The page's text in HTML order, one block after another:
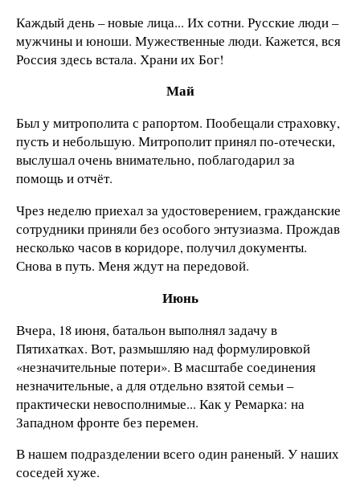
Каждый день – новые лица... Их сотни. Русские люди –
мужчины и юноши. Мужественные люди. Кажется, вся
Россия здесь встала. Храни их Бог!
Май
Был у митрополита с рапортом. Пообещали страховку,
пусть и небольшую. Митрополит принял по-отечески,
выслушал очень внимательно, поблагодарил за
помощь и отчёт.
Чрез неделю приехал за удостоверением, гражданские
сотрудники приняли без особого энтузиазма. Прождав
несколько часов в коридоре, получил документы.
Снова в путь. Меня ждут на передовой.
Июнь
Вчера, 18 июня, батальон выполнял задачу в
Пятихатках. Вот, размышляю над формулировкой
«незначительные потери». В масштабе соединения
незначительные, а для отдельно взятой семьи –
практически невосполнимые... Как у Ремарка: на
Западном фронте без перемен.
В нашем подразделении всего один раненый. У наших
соседей хуже.